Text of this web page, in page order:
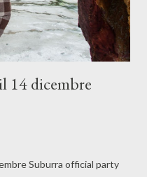
14 dicembre
Suburra official party